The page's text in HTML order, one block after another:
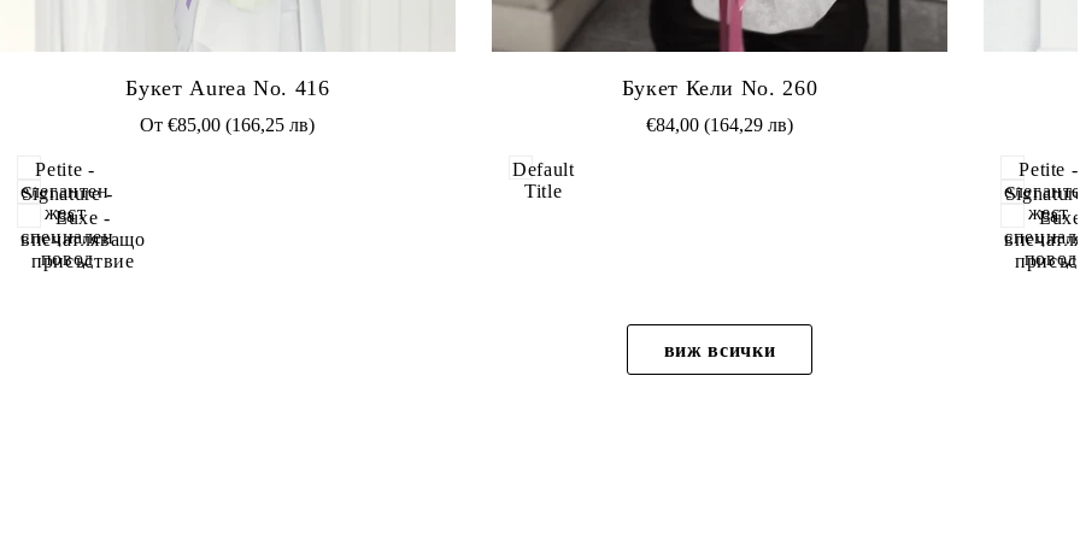
Букет Aurea No. 416
Промоционална
От€85,00 (166,25 лв)
Petite -
елегантен
жест
Signature -
за
специален
повод
Luxe -
впечатляващо
присъствие
Букет Кели Nо. 260
Промоционална
€84,00 (164,29 лв)
Default
Title
Petite -
жест
Signature
за
повод
Luxe
виж всички